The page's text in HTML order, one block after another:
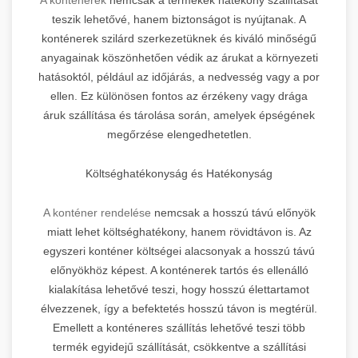
teszik lehetővé, hanem biztonságot is nyújtanak. A
konténerek szilárd szerkezetüknek és kiváló minőségű
anyagainak köszönhetően védik az árukat a környezeti
hatásoktól, például az időjárás, a nedvesség vagy a por
ellen. Ez különösen fontos az érzékeny vagy drága
áruk szállítása és tárolása során, amelyek épségének
megőrzése elengedhetetlen.
Költséghatékonyság és Hatékonyság
A konténer rendelése nemcsak a hosszú távú előnyök
miatt lehet költséghatékony, hanem rövidtávon is. Az
egyszeri konténer költségei alacsonyak a hosszú távú
előnyökhöz képest. A konténerek tartós és ellenálló
kialakítása lehetővé teszi, hogy hosszú élettartamot
élvezzenek, így a befektetés hosszú távon is megtérül.
Emellett a konténeres szállítás lehetővé teszi több
termék egyidejű szállítását, csökkentve a szállítási